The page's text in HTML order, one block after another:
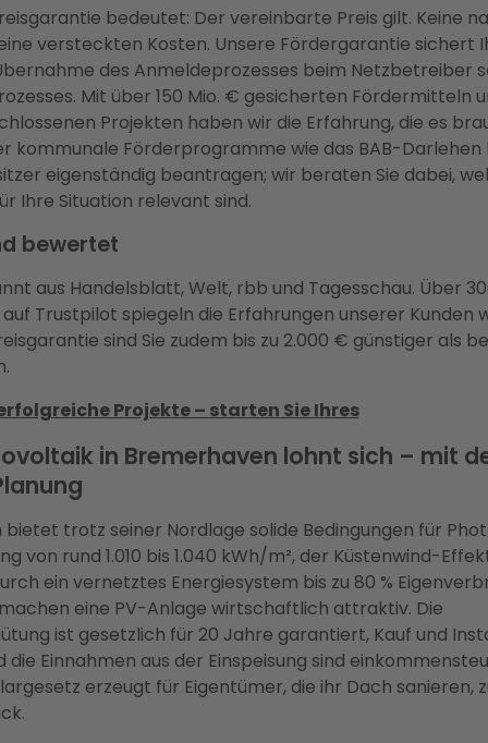
bedeutet: Der vereinbarte Preis gilt. Keine
versteckten Kosten. Unsere Fördergarantie sichert
des Anmeldeprozesses beim Netzbetreiber
Mit über 150 Mio. € gesicherten Fördermitteln
Projekten haben wir die Erfahrung, die es
kommunale Förderprogramme wie das BAB-Darlehen
eigenständig beantragen; wir beraten Sie dabei,
Ihre Situation relevant sind.
bewertet
aus Handelsblatt, Welt, rbb und Tagesschau. Über
Trustpilot spiegeln die Erfahrungen unserer Kunden
sind Sie zudem bis zu 2.000 € günstiger als
Projekte – starten Sie Ihres
in Bremerhaven lohnt sich – mit
trotz seiner Nordlage solide Bedingungen für
von rund 1.010 bis 1.040 kWh/m², der Küstenwind-
ein vernetztes Energiesystem bis zu 80 %
eine PV-Anlage wirtschaftlich attraktiv. Die
ist gesetzlich für 20 Jahre garantiert, Kauf und
die Einnahmen aus der Einspeisung sind
erzeugt für Eigentümer, die ihr Dach sanieren,